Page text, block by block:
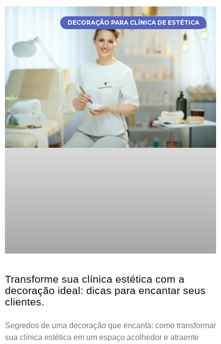
DECORAÇÃO PARA CLÍNICA DE ESTÉTICA
Transforme sua clínica estética com a
decoração ideal: dicas para encantar seus
clientes.
Segredos de uma decoração que encanta: como transformar
sua clínica estética em um espaço acolhedor e atraente